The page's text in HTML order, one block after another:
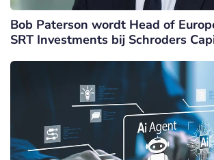
Bob Paterson wordt Head of
SRT Investments bij Schroders